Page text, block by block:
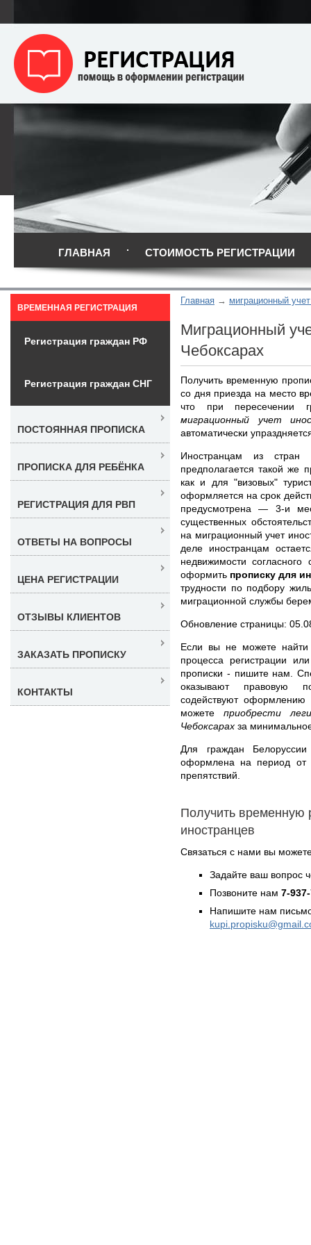
ГЛАВНАЯ СТОИМОСТЬ РЕГИСТРАЦИИ
Главная миграционный
Миграционный
Чебоксарах
Получить временную
со дня приезда на место
что при пересечении
миграционный учет
автоматически
Иностранцам из
предполагается такой же
как и для "визовых"
оформляется на срок
предусмотрена — 3-и
существенных
на миграционный учет
деле иностранцам
недвижимости
оформить прописку для
трудности по подбору
миграционной службы
Обновление страницы:
Если вы не можете найти
процесса регистрации
прописки - пишите нам.
оказывают правовую
содействуют
можетеприобрести
Чебоксарах за
Для граждан
оформлена на период
препятствий.
Получить временную
иностранцев
Связаться с нами вы
Задайте ваш вопрос
Позвоните нам 7-
Напишите нам
ВРЕМЕННАЯ РЕГИСТРАЦИЯ
Регистрация граждан РФ
Регистрация граждан СНГ
ПОСТОЯННАЯ ПРОПИСКА
ПРОПИСКА ДЛЯ РЕБЁНКА
РЕГИСТРАЦИЯ ДЛЯ РВП
ОТВЕТЫ НА ВОПРОСЫ
ЦЕНА РЕГИСТРАЦИИ
ОТЗЫВЫ КЛИЕНТОВ
ЗАКАЗАТЬ ПРОПИСКУ
КОНТАКТЫ